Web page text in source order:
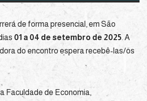
de forma presencial, em São
01 a 04 de setembro de 2025. A
do encontro espera recebê-las/os
Faculdade de Economia,